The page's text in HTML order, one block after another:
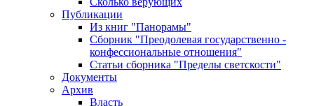
Публикации
Из книг "Панорамы"
Сборник "Преодолевая государственно -
конфессиональные отношения"
Статьи сборника "Пределы светскости"
Документы
Архив
Власть